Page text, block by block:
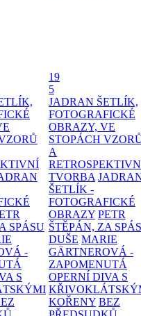
SPÁSU
-
S
19
5
JADRAN ŠETLÍK,
FOTOGRAFICKÉ
OBRAZY, VE
STOPÁCH
A
TVORBA
ŠETLÍK -
FOTOGRAFICKÉ
OBRAZY PETR
ŠTĚPÁN, ZA
DUŠE MARIE
GÄRTNEROVÁ -
ZAPOMENUTÁ
OPERNÍ DIVA S
KOŘENY BEZ